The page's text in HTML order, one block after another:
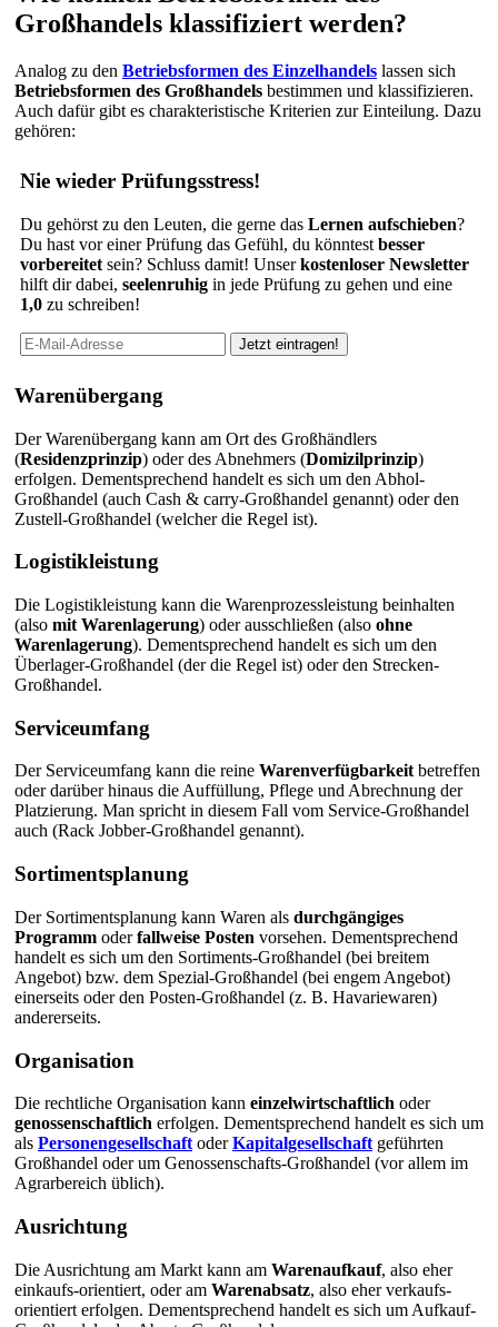
Großhandels klassifiziert werden?
Analog zu den Betriebsformen des Einzelhandels lassen sich
Betriebsformen des Großhandels bestimmen und klassifizieren.
Auch dafür gibt es charakteristische Kriterien zur Einteilung. Dazu
gehören:
Nie wieder Prüfungsstress!
Du gehörst zu den Leuten, die gerne das Lernen aufschieben?
Du hast vor einer Prüfung das Gefühl, du könntest besser
vorbereitet sein? Schluss damit! Unserkostenloser Newsletter
hilft dir dabei, seelenruhig in jede Prüfung zu gehen und eine
1,0 zu schreiben!
Warenübergang
Der Warenübergang kann am Ort des Großhändlers
(Residenzprinzip) oder des Abnehmers (Domizilprinzip)
erfolgen. Dementsprechend handelt es sich um den Abhol-
Großhandel (auch Cash & carry-Großhandel genannt) oder den
Zustell-Großhandel (welcher die Regel ist).
Logistikleistung
Die Logistikleistung kann die Warenprozessleistung beinhalten
(also mit Warenlagerung) oder ausschließen (also ohne
Warenlagerung). Dementsprechend handelt es sich um den
Überlager-Großhandel (der die Regel ist) oder den Strecken-
Großhandel.
Serviceumfang
Der Serviceumfang kann die reine Warenverfügbarkeit betreffen
oder darüber hinaus die Auffüllung, Pflege und Abrechnung der
Platzierung. Man spricht in diesem Fall vom Service-Großhandel
auch (Rack Jobber-Großhandel genannt).
Sortimentsplanung
Der Sortimentsplanung kann Waren als durchgängiges
Programm oderfallweise Posten vorsehen. Dementsprechend
handelt es sich um den Sortiments-Großhandel (bei breitem
Angebot) bzw. dem Spezial-Großhandel (bei engem Angebot)
einerseits oder den Posten-Großhandel (z. B. Havariewaren)
andererseits.
Organisation
Die rechtliche Organisation kann einzelwirtschaftlich oder
genossenschaftlich erfolgen. Dementsprechend handelt es sich um
als Personengesellschaft oderKapitalgesellschaft geführten
Großhandel oder um Genossenschafts-Großhandel (vor allem im
Agrarbereich üblich).
Ausrichtung
Die Ausrichtung am Markt kann am Warenaufkauf, also eher
einkaufs-orientiert, oder am Warenabsatz, also eher verkaufs-
orientiert erfolgen. Dementsprechend handelt es sich um Aufkauf-